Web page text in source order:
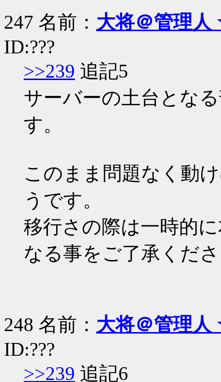
247 名前： 大将＠管理
ID:???
>>239 追記5
サーバーの土台とな
す。
このまま問題なく動
うです。
移行さの際は一時的
なる事をご了承くだ
248 名前： 大将＠管理
ID:???
>>239 追記6